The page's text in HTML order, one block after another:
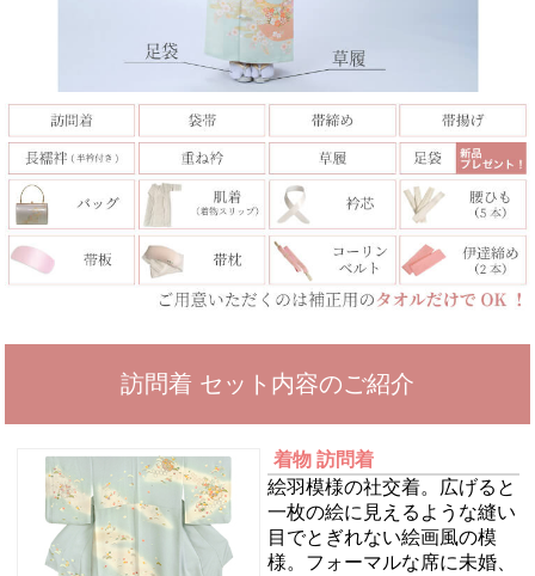
訪問着 セット内容のご紹介
着物 訪問着
絵羽模様の社交着。広げると
一枚の絵に見えるような縫い
目でとぎれない絵画風の模
様。フォーマルな席に未婚、